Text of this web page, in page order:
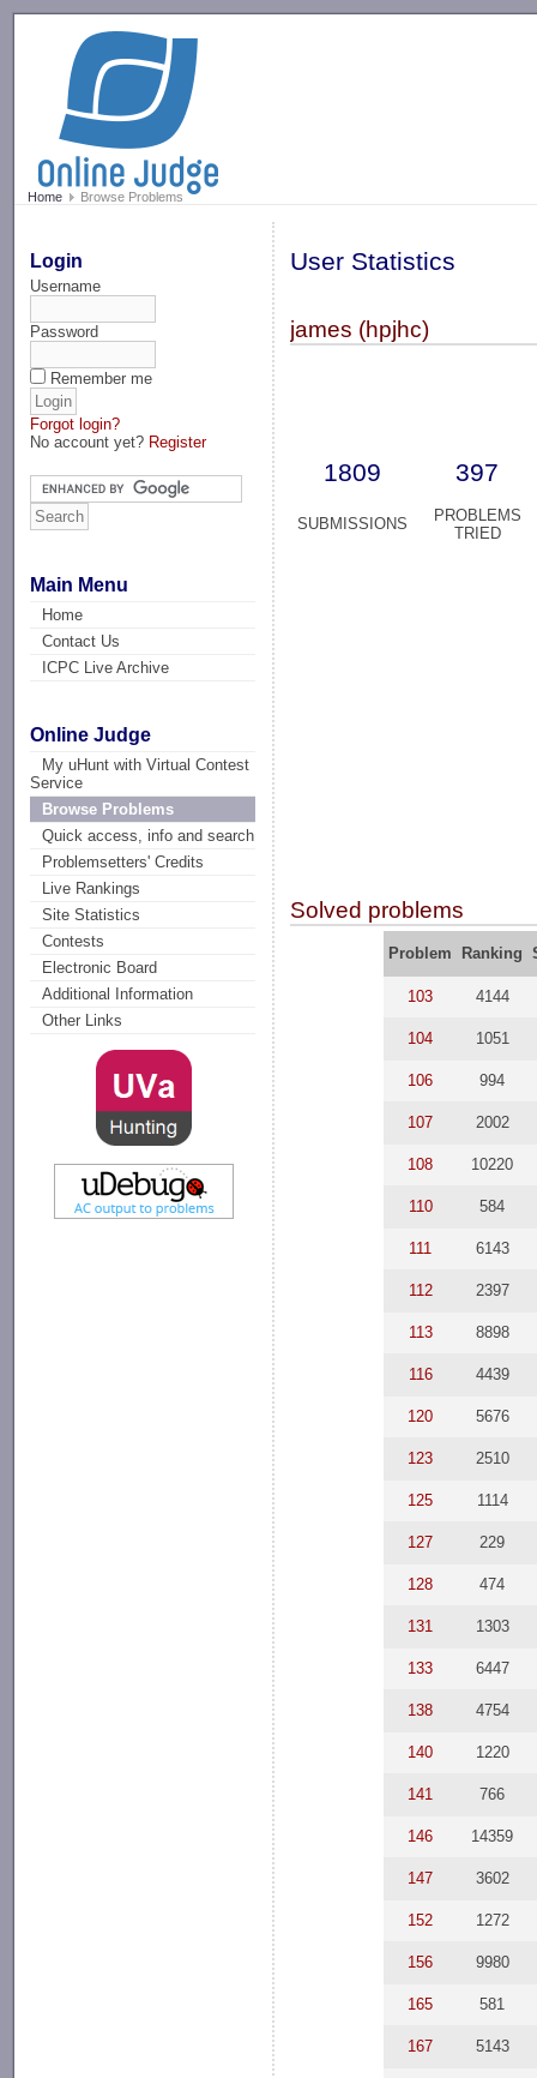
Home Browse Problems
Login
Username
Password
Remember me
Forgot login?
No account yet? Register
Main Menu
Home
Contact Us
ICPC Live Archive
Online Judge
My uHunt with Virtual Contest
Service
Browse Problems
Quick access, info and search
Problemsetters' Credits
Live Rankings
Site Statistics
Contests
Electronic Board
Additional Information
Other Links
User Statistics
james (hpjhc)
1809 397
SUBMISSIONS
PROBLEMS
TRIED
Solved problems
Problem Ranking
103 4144
104 1051
106 994
107 2002
108 10220
110 584
111 6143
112 2397
113 8898
116 4439
120 5676
123 2510
125 1114
127 229
128 474
131 1303
133 6447
138 4754
140 1220
141 766
146 14359
147 3602
152 1272
156 9980
165 581
167 5143